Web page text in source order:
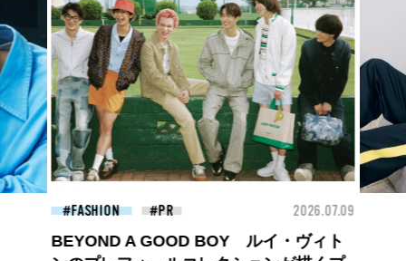
FASHION 2026.07.09
ロエベの新しい世界へようこそ。大胆な